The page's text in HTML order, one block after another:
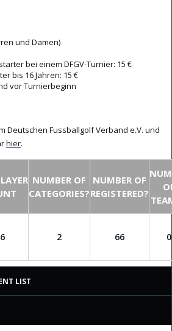
und Damen)
bei einem DFGV-Turnier: 15 €
bis 16 Jahren: 15 €
vor Turnierbeginn
Deutschen Fussballgolf Verband e.V. und
hier.
NUMBER OF
CATEGORIES?
NUMBER OF
REGISTERED?
2 66 0
LIST